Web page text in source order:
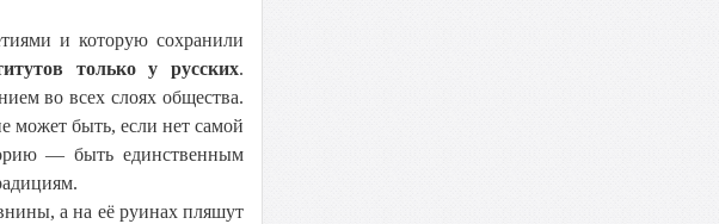
и которую сохранили
только у русских.
во всех слоях общества.
может быть, если нет самой
— быть единственным
а на её руинах пляшут